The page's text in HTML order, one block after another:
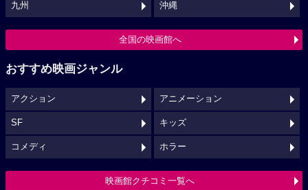
九州 沖縄
全国の映画館へ
おすすめ映画ジャンル
アクション アニメーション
SF キッズ
コメディ ホラー
映画館クチコミ一覧へ